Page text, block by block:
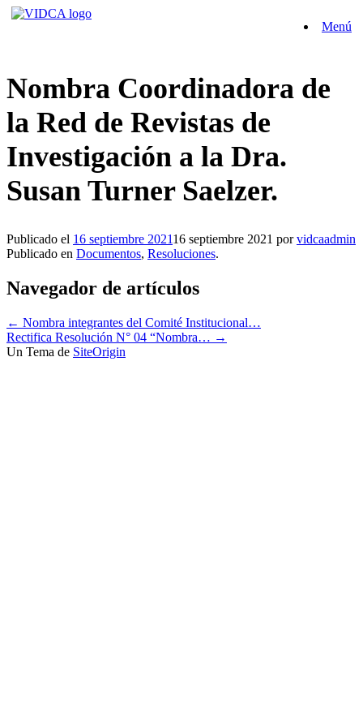
Saltar
Menú
Nombra Coordinadora de
la Red de Revistas de
Investigación a la Dra.
Susan Turner Saelzer.
Publicado el 16 septiembre 202116 septiembre 2021 porvidcaadmin
Publicado en Documentos, Resoluciones.
Navegador de artículos
← Nombra integrantes del Comité Institucional…
Rectifica Resolución N° 04 “Nombra… →
Un Tema de SiteOrigin